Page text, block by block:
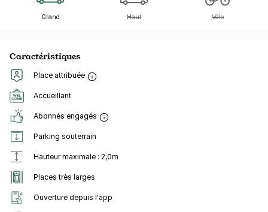
Grand Haut Vélo
Caractéristiques
Place attribuée
Accueillant
Abonnés engagés
Parking souterrain
Hauteur maximale : 2,0m
Places très larges
Ouverture depuis l'app